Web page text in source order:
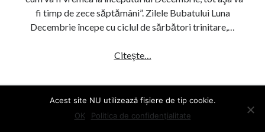
l
)
r
i
î
l
n
a
N
fi timp de zece săptămâni”. Zilele Bubatului Luna
Decembrie începe cu ciclul de sărbători trinitare,…
Citeşte…
p
e
r
Acest site NU utilizează fișiere de tip cookie.
OK
Politica de confidenţialitate